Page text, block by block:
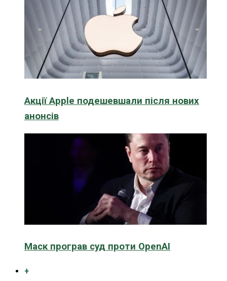
Акції Apple подешевшали після нових
анонсів
Маск програв суд проти OpenAI
+